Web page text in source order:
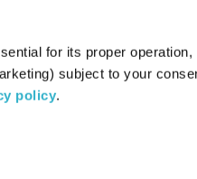
for its proper
subject to your
policy.